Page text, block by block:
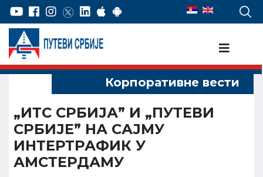
„ИТС СРБИЈА” И „ПУТЕВИ
СРБИЈЕ” НА САЈМУ
ИНТЕРТРАФИК У
АМСТЕРДАМУ